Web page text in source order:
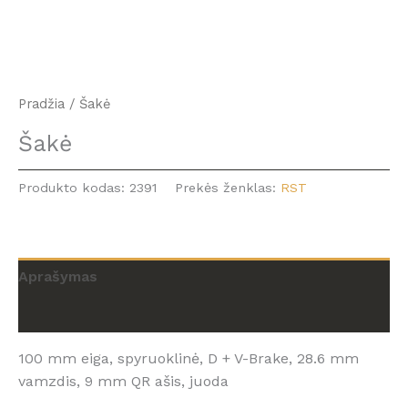
Pradžia / Šakė
Šakė
Produkto kodas: 2391 Prekės ženklas: RST
Aprašymas
100 mm eiga, spyruoklinė, D + V-Brake, 28.6 mm
vamzdis, 9 mm QR ašis, juoda